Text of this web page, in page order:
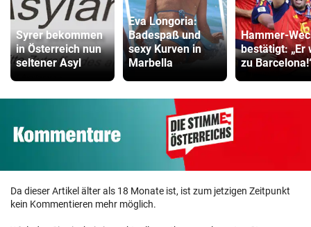
Syrer bekommen
in Österreich nun
seltener Asyl
Eva Longoria:
Badespaß und
sexy Kurven in
Marbella
Hammer-
bestätigt: „Er
zu
Da dieser Artikel älter als 18 Monate ist, ist zum jetzigen Zeitpunkt
kein Kommentieren mehr möglich.